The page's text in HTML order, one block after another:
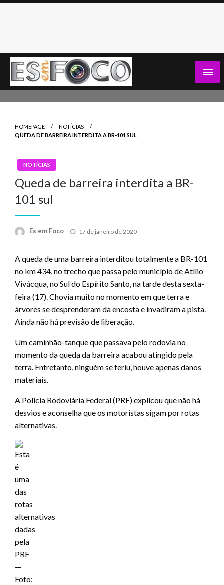
Skip
HOMEPAGE
NOTÍCIAS
QUEDA DE BARREIRA INTERDITA A BR-101 SUL
NOTÍCIAS
Queda de barreira interdita a BR-
101 sul
Es em Foco
Posted
17 de janeiro de 2020
A queda de uma barreira interditou totalmente a BR-101
no km 434, no trecho que passa pelo município de Atílio
Vivácqua, no Sul do Espírito Santo, na tarde desta sexta-
feira (17). Chovia muito no momento em que terra e
árvores se desprenderam da encosta e invadiram a pista.
Ainda não há previsão de liberação.
Um caminhão-tanque que passava pelo rodovia no
momento da queda da barreira acabou atingido pela
terra. Entretanto, ninguém se feriu, houve apenas danos
materiais.
A Polícia Rodoviária Federal (PRF) explicou que não há
desvios e aconselha que os motoristas sigam por rotas
alternativas.